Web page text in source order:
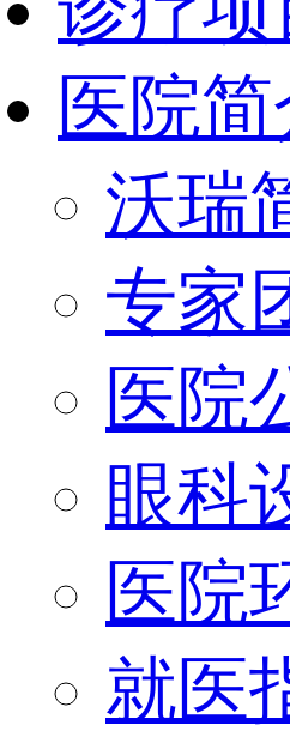
医院
沃瑞
专家
医院
眼科
医院
就医